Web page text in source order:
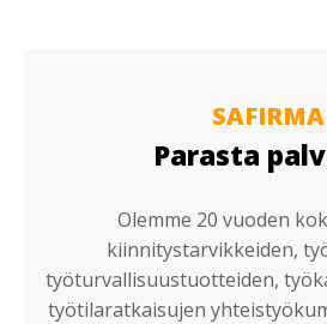
SAFIRMA
Parasta
Olemme 20 vuoden
kiinnitystarvikkeiden,
työturvallisuustuotteiden,
työtilaratkaisujen